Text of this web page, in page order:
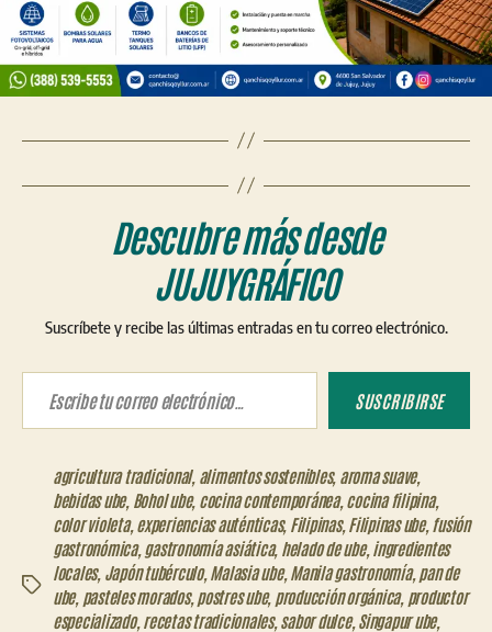
Descubre más desde
JUJUYGRÁFICO
Suscríbete y recibe las últimas entradas en tu correo electrónico.
Escribe tu correo electrónico…
SUSCRIBIRSE
Etiquetas
agricultura tradicional, alimentos sostenibles, aroma suave,
bebidas ube, Bohol ube, cocina contemporánea, cocina filipina,
color violeta, experiencias auténticas, Filipinas, Filipinas ube, fusión
gastronómica, gastronomía asiática, helado de ube, ingredientes
locales, Japón tubérculo, Malasia ube, Manila gastronomía, pan de
ube, pasteles morados, postres ube, producción orgánica, productor
especializado, recetas tradicionales, sabor dulce, Singapur ube,